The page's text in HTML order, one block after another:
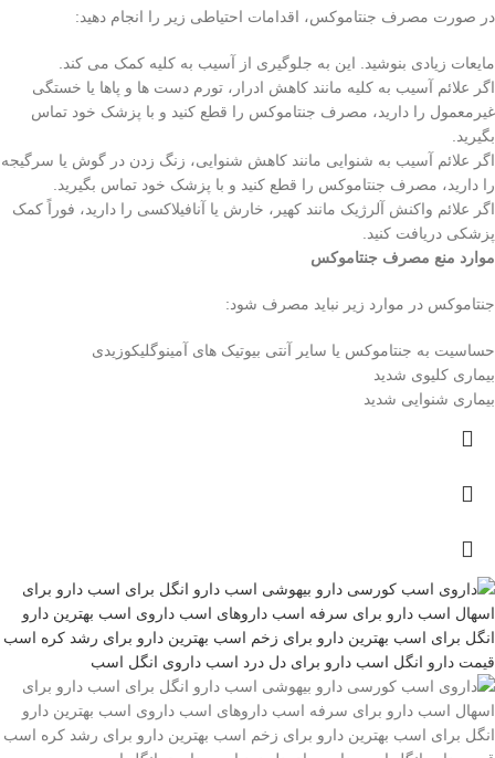
در صورت مصرف جنتاموکس، اقدامات احتیاطی زیر را انجام دهید:
مایعات زیادی بنوشید. این به جلوگیری از آسیب به کلیه کمک می کند.
اگر علائم آسیب به کلیه مانند کاهش ادرار، تورم دست ها و پاها یا خستگی
غیرمعمول را دارید، مصرف جنتاموکس را قطع کنید و با پزشک خود تماس
بگیرید.
اگر علائم آسیب به شنوایی مانند کاهش شنوایی، زنگ زدن در گوش یا سرگیجه
را دارید، مصرف جنتاموکس را قطع کنید و با پزشک خود تماس بگیرید.
اگر علائم واکنش آلرژیک مانند کهیر، خارش یا آنافیلاکسی را دارید، فوراً کمک
پزشکی دریافت کنید.
موارد منع مصرف جنتاموکس
جنتاموکس در موارد زیر نباید مصرف شود:
حساسیت به جنتاموکس یا سایر آنتی بیوتیک های آمینوگلیکوزیدی
بیماری کلیوی شدید
بیماری شنوایی شدید